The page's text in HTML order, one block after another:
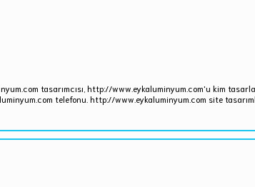
tasarımcısı, http://www.eykaluminyum.com'u kim
telefonu. http://www.eykaluminyum.com site